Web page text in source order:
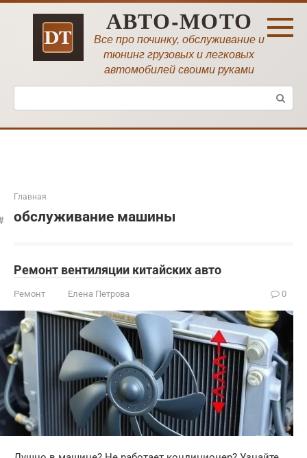
Перейти
АВТО-МОТО
Все про починку, обслуживание и
тюнинг грузовых и легковых
автомобилей своими руками
Поиск:
Главная
обслуживание машины
Ремонт вентиляции китайских авто
Ремонт Елена Петрова 0